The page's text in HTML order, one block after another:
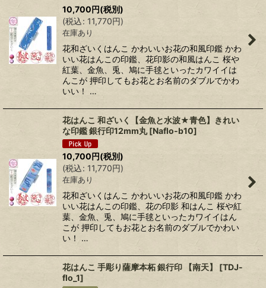
10,700円(税別)
(税込: 11,770円)
在庫あり
花和ざいくはんこ かわいいお花の和風印鑑 かわ
いい花はんこの印鑑、花印影の和風はんこ 桜や
紅葉、金魚、兎、鳩に手毬といったカワイイは
んこが 押印してもお花とお名前のダブルでかわ
いい！ …
花はんこ 和ざいく【金魚と水波★青色】きれい
な印鑑 銀行印12mm丸 [Naflo-b10]
10,700 円(税別)
(税込: 11,770円)
在庫あり
花和ざいくはんこ かわいいお花の和風印鑑 かわ
いい花はんこの印鑑、花の印影 和はんこ 桜や紅
葉、金魚、兎、鳩に手毬といったカワイイはん
こが 押印してもお花とお名前のダブルでかわい
い！ …
花はんこ 手彫り薩摩本柘 銀行印 【南天】 [TDJ-
flo_1]